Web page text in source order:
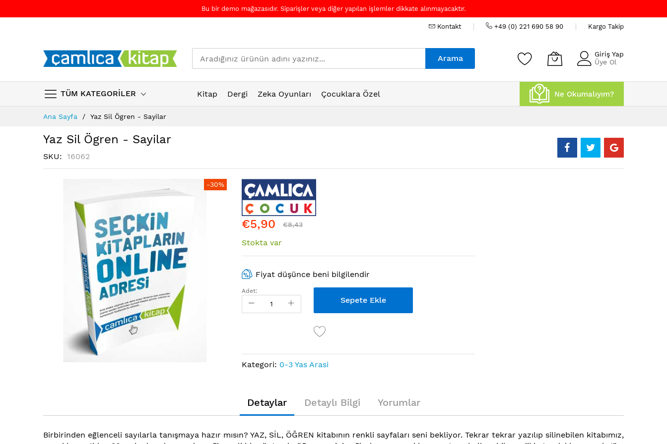
Bu bir demo mağazasıdır. Siparişler veya diğer yapılan işlemler dikkate alınmayacaktır.
Kontakt +49 (0) 221 690 58 90 Kargo Takip
TÜM KATEGORİLER
Arama
Giriş Yap
Üye Ol
Kitap Dergi Zeka Oyunları Çocuklara Özel Ne Okumalıyım?
Ana Sayfa Yaz Sil Ögren - Sayilar
Yaz Sil Ögren - Sayilar
SKU 16062
-30%
€5,90 €8,43
Stokta var
Fiyat düşünce beni bilgilendir
Adet:
Sepete Ekle
Kategori: 0-3 Yas Arasi
Detaylar
Birbirinden eğlenceli sayılarla tanışmaya hazır mısın? YAZ, SİL, ÖĞREN kitabının renkli sayfaları seni bekliyor. Tekrar tekrar yazılıp silinebilen kitabımız,
Detaylı Bilgi Yorumlar